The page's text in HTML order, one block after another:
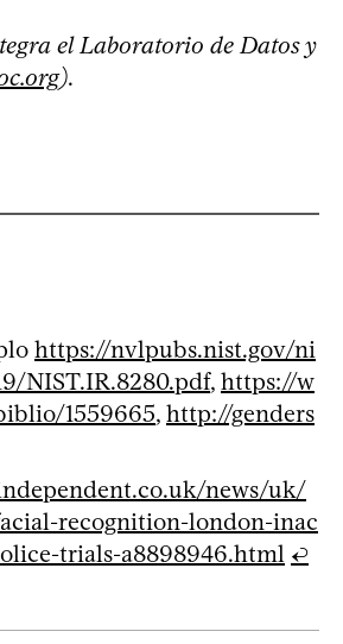
el Laboratorio de Datos y
).
https://nvlpubs.nist.gov/ni
NIST.IR.8280.pdf, https://w
1559665, http://genders
news/uk/
recognition-london-inac
trials-a8898946.html ↩